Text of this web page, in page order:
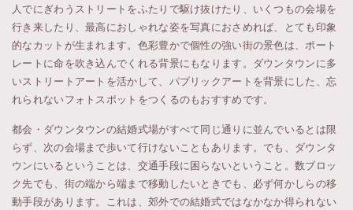
人でにぎわうストリートをふたりで駆け抜けたり、いくつもの会場を
行き来したり、最高におしゃれな姿を写真におさめれば、とても印象
的なカットが生まれます。色彩豊かで個性の強い街の景色は、ポート
レートに命を吹き込んでくれる背景にもなります。ダウンタウンに多
いストリートアートを活かして、パブリックアートを背景にした、忘
れられないフォトスポットをつくるのもおすすめです。
都会・ダウンタウンの結婚式場がすべて同じ通りに並んでいるとは限
らず、次の会場まで歩いて行けないこともあります。でも、ダウンタ
ウンにいるということは、交通手段に困らないということ。数ブロッ
ク先でも、街の端から端まで移動したいときでも、必ず何かしらの移
動手段があります。これは、郊外での結婚式ではなかなか得られない